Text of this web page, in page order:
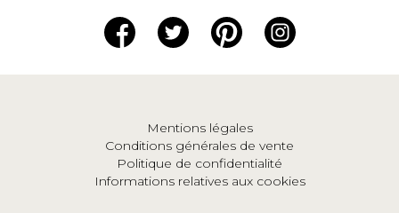
Mentions légales
Conditions générales de vente
Politique de confidentialité
Informations relatives aux cookies